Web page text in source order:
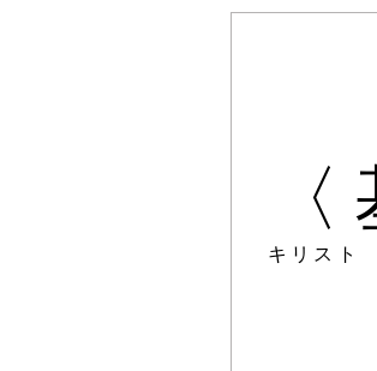
キリスト